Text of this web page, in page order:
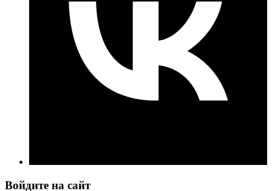
Войдите на сайт